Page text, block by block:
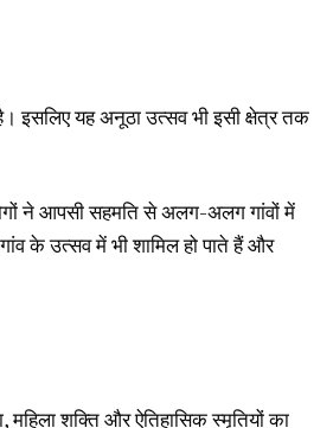
इसलिए यह अनूठा उत्सव भी इसी क्षेत्र तक
ने आपसी सहमति से अलग-अलग गांवों में
के उत्सव में भी शामिल हो पाते हैं और
शक्ति और ऐतिहासिक स्मृतियों का